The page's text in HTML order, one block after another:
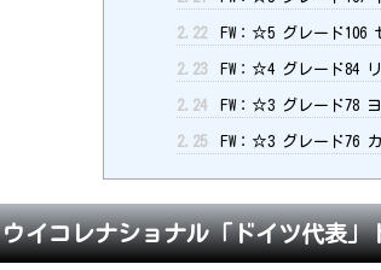
2.22 FW：☆5 グレード106
2.23 FW：☆4 グレード84
2.24 FW：☆3 グレード78
2.25 FW：☆3 グレード76
ウイコレナショナル「ドイツ代表」